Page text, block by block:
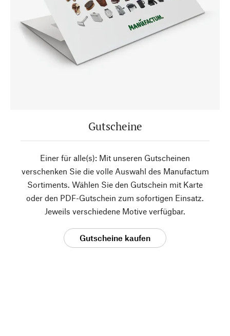
Gutscheine
Einer für alle(s): Mit unseren Gutscheinen
verschenken Sie die volle Auswahl des Manufactum
Sortiments. Wählen Sie den Gutschein mit Karte
oder den PDF-Gutschein zum sofortigen Einsatz.
Jeweils verschiedene Motive verfügbar.
Gutscheine kaufen